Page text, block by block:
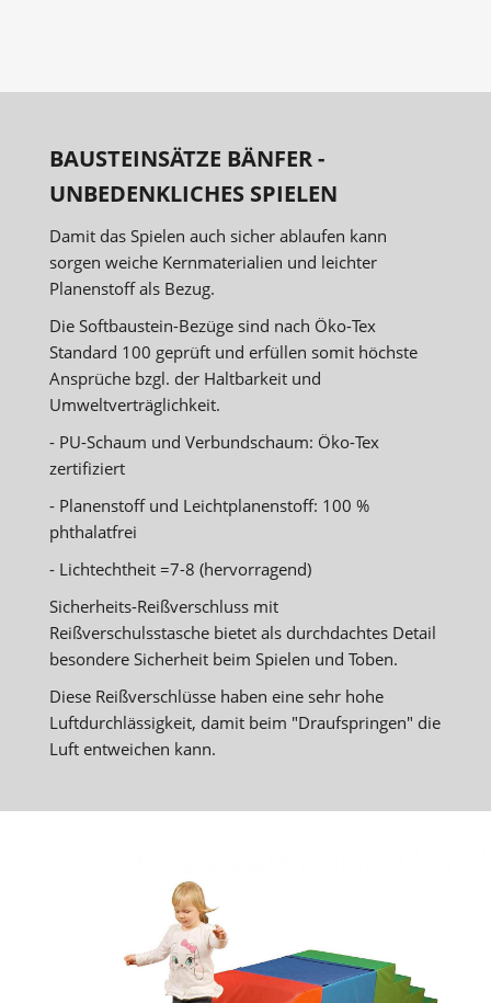
BAUSTEINSÄTZE BÄNFER -
UNBEDENKLICHES SPIELEN
Damit das Spielen auch sicher ablaufen kann
sorgen weiche Kernmaterialien und leichter
Planenstoff als Bezug.
Die Softbaustein-Bezüge sind nach Öko-Tex
Standard 100 geprüft und erfüllen somit höchste
Ansprüche bzgl. der Haltbarkeit und
Umweltverträglichkeit.
- PU-Schaum und Verbundschaum: Öko-Tex
zertifiziert
- Planenstoff und Leichtplanenstoff: 100 %
phthalatfrei
- Lichtechtheit =7-8 (hervorragend)
Sicherheits-Reißverschluss mit
Reißverschulsstasche bietet als durchdachtes Detail
besondere Sicherheit beim Spielen und Toben.
Diese Reißverschlüsse haben eine sehr hohe
Luftdurchlässigkeit, damit beim "Draufspringen" die
Luft entweichen kann.